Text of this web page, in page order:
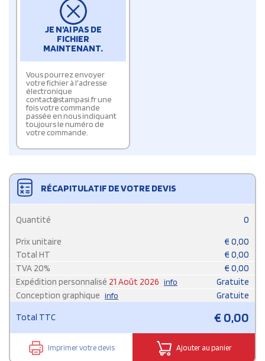
JE N'AI PAS DE
FICHIER
MAINTENANT.
Vous pourrez envoyer
votre fichier à l'adresse
électronique
contact@stampasi.fr une
fois votre commande
passée en nous indiquant
toujours le numéro de
votre commande.
RÉCAPITULATIF DE VOTRE DEVIS
Quantité 0
Prix unitaire € 0,00
Total HT
€ 0,00
TVA 20% € 0,00
Expédition personnalisé 21 Août 2026 info
Gratuite
Conception graphique info Gratuite
Total TTC €0,00
Imprimer votre devis Ajouter au panier